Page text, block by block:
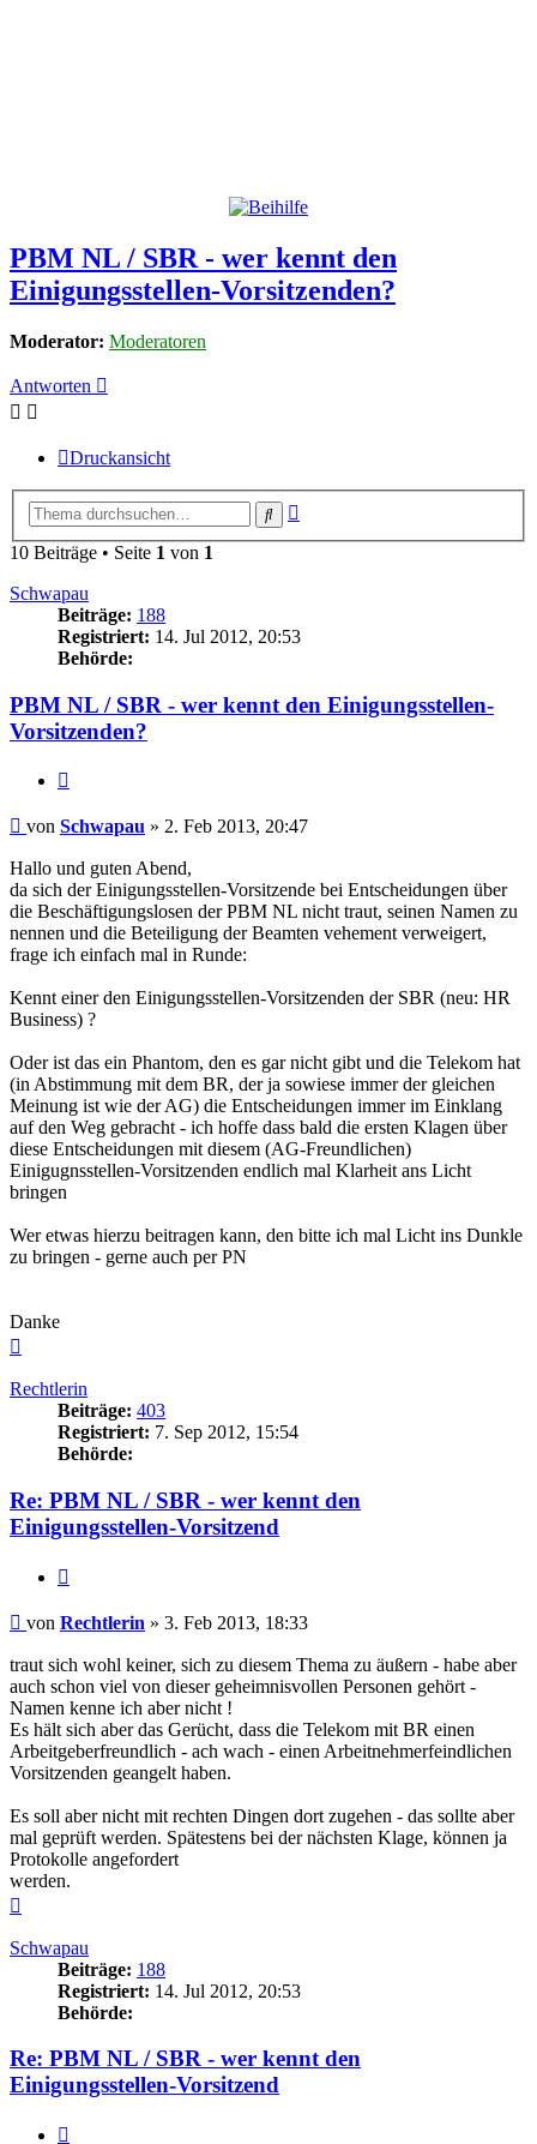
PBM NL / SBR - wer kennt den
Einigungsstellen-Vorsitzenden?
Moderator: Moderatoren
Antworten
Druckansicht
Suche
10 Beiträge • Seite 1 von 1
Schwapau
Beiträge: 188
Registriert: 14. Jul 2012, 20:53
Behörde:
PBM NL / SBR - wer kennt den Einigungsstellen-
Vorsitzenden?
Beitrag
von Schwapau » 2. Feb 2013, 20:47
Hallo und guten Abend,
da sich der Einigungsstellen-Vorsitzende bei Entscheidungen über
die Beschäftigungslosen der PBM NL nicht traut, seinen Namen zu
nennen und die Beteiligung der Beamten vehement verweigert,
frage ich einfach mal in Runde:
Kennt einer den Einigungsstellen-Vorsitzenden der SBR (neu: HR
Business) ?
Oder ist das ein Phantom, den es gar nicht gibt und die Telekom hat
(in Abstimmung mit dem BR, der ja sowiese immer der gleichen
Meinung ist wie der AG) die Entscheidungen immer im Einklang
auf den Weg gebracht - ich hoffe dass bald die ersten Klagen über
diese Entscheidungen mit diesem (AG-Freundlichen)
Einigugnsstellen-Vorsitzenden endlich mal Klarheit ans Licht
bringen
Wer etwas hierzu beitragen kann, den bitte ich mal Licht ins Dunkle
zu bringen - gerne auch per PN
Danke
Rechtlerin
Beiträge: 403
Registriert: 7. Sep 2012, 15:54
Behörde:
Re: PBM NL / SBR - wer kennt den
Einigungsstellen-Vorsitzend
Beitrag
von Rechtlerin » 3. Feb 2013, 18:33
traut sich wohl keiner, sich zu diesem Thema zu äußern - habe aber
auch schon viel von dieser geheimnisvollen Personen gehört -
Namen kenne ich aber nicht !
Es hält sich aber das Gerücht, dass die Telekom mit BR einen
Arbeitgeberfreundlich - ach wach - einen Arbeitnehmerfeindlichen
Vorsitzenden geangelt haben.
Es soll aber nicht mit rechten Dingen dort zugehen - das sollte aber
mal geprüft werden. Spätestens bei der nächsten Klage, können ja
Protokolle angefordert
werden.
Schwapau
Beiträge: 188
Registriert: 14. Jul 2012, 20:53
Behörde:
Re: PBM NL / SBR - wer kennt den
Einigungsstellen-Vorsitzend